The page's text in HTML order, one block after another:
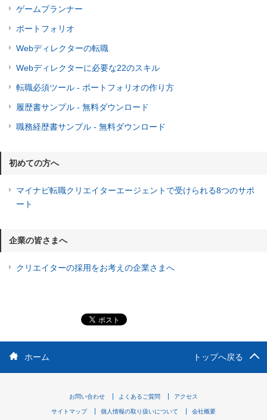
ゲームプランナー
ポートフォリオ
Webディレクターの転職
Webディレクターに必要な22のスキル
転職必須ツール - ポートフォリオの作り方
履歴書サンプル - 無料ダウンロード
職務経歴書サンプル - 無料ダウンロード
初めての方へ
マイナビ転職クリエイターエージェントで受けられる8つのサポ
ート
企業の皆さまへ
クリエイターの採用をお考えの企業さまへ
ホーム トップへ戻る
お問い合わせ よくあるご質問 アクセス
サイトマップ 個人情報の取り扱いについて 会社概要